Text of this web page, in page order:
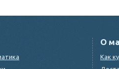
О
Как